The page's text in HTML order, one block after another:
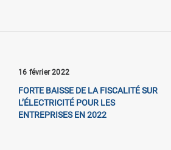
16 février 2022
FORTE BAISSE DE LA FISCALITÉ SUR
L’ÉLECTRICITÉ POUR LES
ENTREPRISES EN 2022